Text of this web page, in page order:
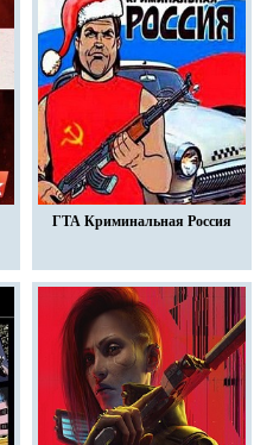
ГТА Криминальная Россия